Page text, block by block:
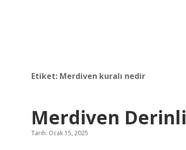
Etiket: Merdiven kuralı nedir
Merdiven
Tarih: Ocak 15, 2025